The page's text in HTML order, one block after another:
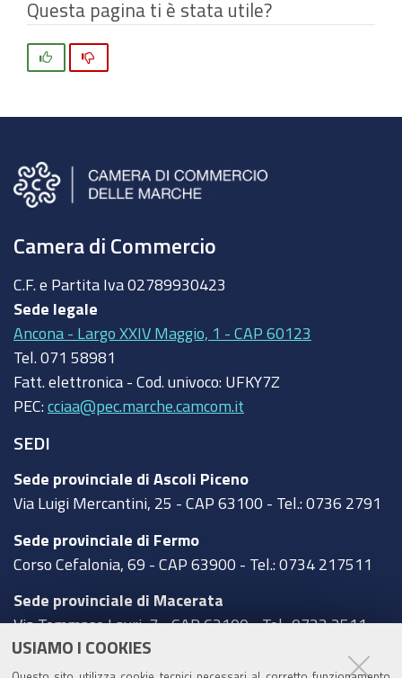
USIAMO I COOKIES
Questa pagina ti è stata utile?
Camera di Commercio
C.F. e Partita Iva 02789930423
Sede legale
Ancona - Largo XXIV Maggio, 1 - CAP 60123
Tel. 071 58981
Fatt. elettronica - Cod. univoco: UFKY7Z
PEC: cciaa@pec.marche.camcom.it
SEDI
Sede provinciale di Ascoli Piceno
Via Luigi Mercantini, 25 - CAP 63100 - Tel.: 0736 2791
Sede provinciale di Fermo
Corso Cefalonia, 69 - CAP 63900 - Tel.: 0734 217511
Sede provinciale di Macerata
Via Tommaso Lauri, 7 - CAP 62100 - Tel.: 0733 2511